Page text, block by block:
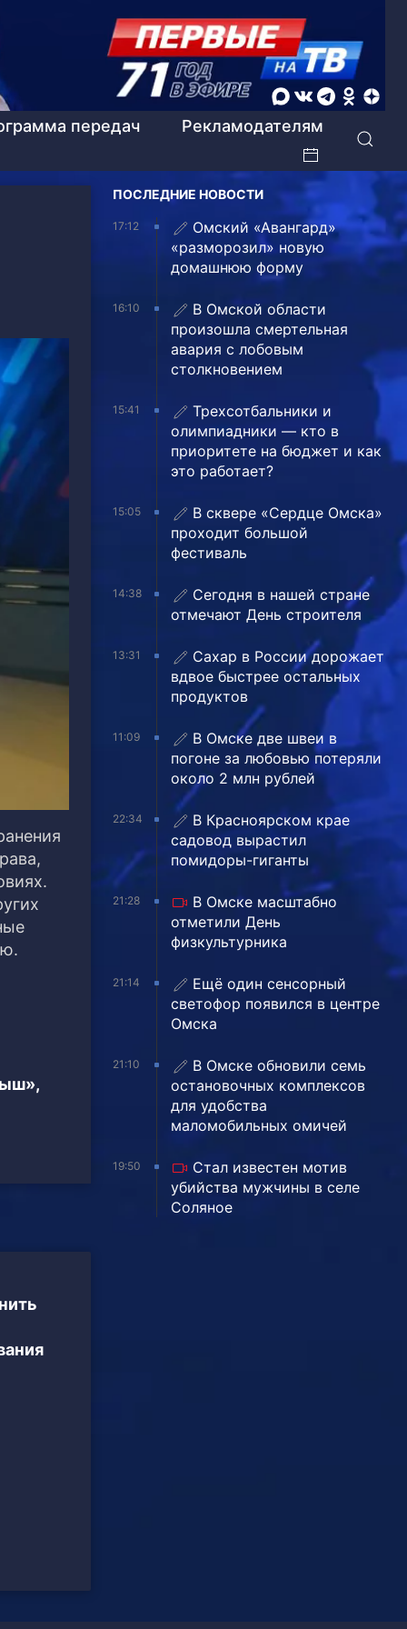
передач
Рекламодателям
ПОСЛЕДНИЕ НОВОСТИ
17:12
Омский «Авангард»
«разморозил» новую
домашнюю форму
16:10
В Омской области
произошла смертельная
авария с лобовым
столкновением
15:41
Трехсотбальники и
олимпиадники — кто в
приоритете на бюджет и как
это работает?
15:05
В сквере «Сердце Омска»
проходит большой
фестиваль
14:38
Сегодня в нашей стране
отмечают День строителя
13:31
Сахар в России дорожает
вдвое быстрее остальных
продуктов
11:09
В Омске две швеи в
погоне за любовью потеряли
около 2 млн рублей
22:34
В Красноярском крае
садовод вырастил
помидоры-гиганты
21:28
В Омске масштабно
отметили День
физкультурника
21:14
Ещё один сенсорный
светофор появился в центре
Омска
21:10
В Омске обновили семь
остановочных комплексов
для удобства
маломобильных омичей
19:50
Стал известен мотив
убийства мужчины в селе
Соляное